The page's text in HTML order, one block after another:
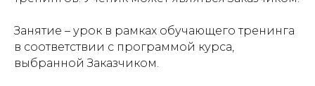
Занятие – урок в рамках обучающего тренинга
в соответствии с программой курса,
выбранной Заказчиком.